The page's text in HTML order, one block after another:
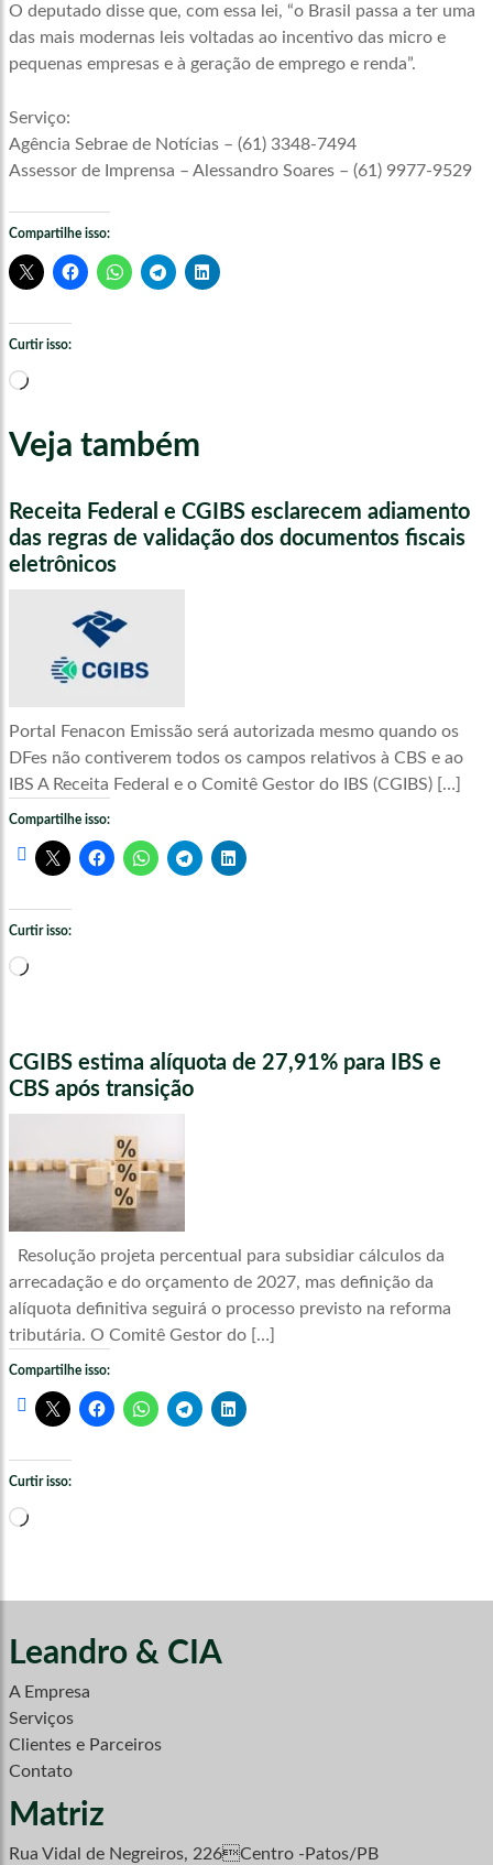
O deputado disse que, com essa lei, “o Brasil passa a ter uma
das mais modernas leis voltadas ao incentivo das micro e
pequenas empresas e à geração de emprego e renda”.
Serviço:
Agência Sebrae de Notícias – (61) 3348-7494
Assessor de Imprensa – Alessandro Soares – (61) 9977-9529
Compartilhe isso:
Curtir isso:
Carregando...
Veja também
Receita Federal e CGIBS esclarecem adiamento
das regras de validação dos documentos fiscais
eletrônicos
Portal Fenacon Emissão será autorizada mesmo quando os
DFes não contiverem todos os campos relativos à CBS e ao
IBS A Receita Federal e o Comitê Gestor do IBS (CGIBS) […]
Compartilhe isso:
Curtir isso:
Carregando...
CGIBS estima alíquota de 27,91% para IBS e
CBS após transição
Resolução projeta percentual para subsidiar cálculos da
arrecadação e do orçamento de 2027, mas definição da
alíquota definitiva seguirá o processo previsto na reforma
tributária. O Comitê Gestor do […]
Compartilhe isso:
Curtir isso:
Carregando...
Leandro & CIA
A Empresa
Serviços
Clientes e Parceiros
Contato
Matriz
Rua Vidal de Negreiros, 226Centro -Patos/PB